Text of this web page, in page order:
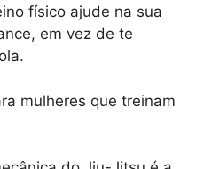
físico ajude na sua
em vez de te
mulheres que treinam